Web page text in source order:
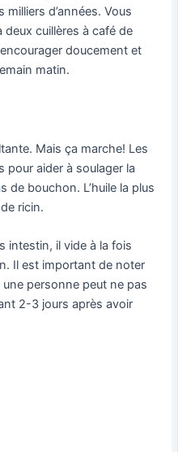
d’années. Vous
deux cuillères à café de
doucement et
matin.
Mais ça marche! Les
pour aider à soulager la
bouchon. L’huile la plus
ricin.
intestin, il vide à la fois
Il est important de noter
personne peut ne pas
2-3 jours après avoir